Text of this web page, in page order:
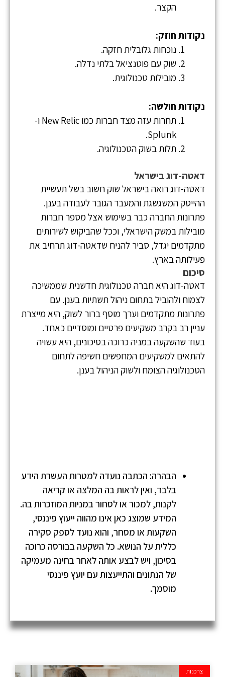
הקצר.
נקודות חוזק:
נוכחות גלובלית חזקה.
שוק עם פוטנציאל בלתי נדלה.
מובילות טכנולוגית.
נקודות חולשה:
תחרות עזה מצד חברות כמו New Relic ו-
Splunk.
תלות בשוק הטכנולוגיה.
דאטה-דוג בישראל
דאטה-דוג רואה בישראל שוק חשוב בשל תעשיית
ההייטק המשגשגת והמעבר הגובר לעבודה בענן.
פתרונות החברה כבר בשימוש אצל מספר חברות
מובילות במשק הישראלי, וככל שהביקוש לשירותים
מתקדמים יגדל, סביר להניח שדאטה-דוג תרחיב את
פעילותה בארץ.
סיכום
דאטה-דוג היא חברה טכנולוגית חדשנית שממשיכה
לצמוח ולהוביל בתחום ניהול תשתיות בענן. עם
פתרונות מתקדמים וערך מוסף ברור לשוק, היא מייצרת
עניין רב בקרב משקיעים פרטיים ומוסדיים כאחד.
בעוד שהשקעה במניה כרוכה בסיכונים, היא עשויה
להתאים למשקיעים המחפשים חשיפה לתחום
הטכנולוגיה הצומח ולשוק הניהול בענן.
הבהרה: הכתבה נועדה למטרות העשרת הידע
בלבד, ואין לראות בה המלצה או קריאה
לקנות, למכור או לסחור במניות המוזכרות בה.
המידע שמוצג כאן אינו מהווה ייעוץ פיננסי,
השקעות או מסחר, והוא נועד לספק סקירה
כללית על הנושא. כל השקעה בבורסה כרוכה
בסיכון, ויש לבצע אותה לאחר בחינה מעמיקה
של הנתונים והתייעצות עם יועץ פיננסי
מוסמך.
צרכנות